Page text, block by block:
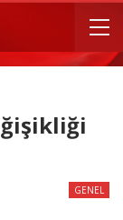
GENEL